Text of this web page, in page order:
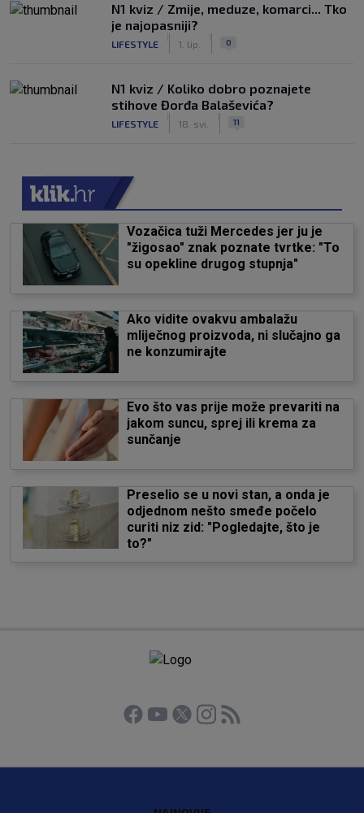
N1 kviz / Zmije, meduze, komarci... Tko
je najopasniji?
LIFESTYLE 1. lip. 0
N1 kviz / Koliko dobro poznajete
stihove Đorđa Balaševića?
LIFESTYLE 18. svi. 11
Vozačica tuži Mercedes jer ju je
"žigosao" znak poznate tvrtke: "To
su opekline drugog stupnja"
Ako vidite ovakvu ambalažu
mliječnog proizvoda, ni slučajno ga
ne konzumirajte
Evo što vas prije može prevariti na
jakom suncu, sprej ili krema za
sunčanje
Preselio se u novi stan, a onda je
odjednom nešto smeđe počelo
curiti niz zid: "Pogledajte, što je
to?"